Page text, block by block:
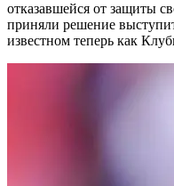
отказавшейся от защиты
приняли решение
известном теперь как